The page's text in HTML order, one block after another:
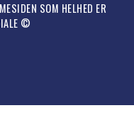
SOM HELHED ER
©